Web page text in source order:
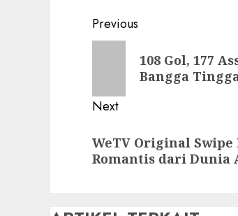
Post
navigation
Previous
108 Gol, 177
Bangga
Next
post:
WeTV Original
Romantis dari Dunia